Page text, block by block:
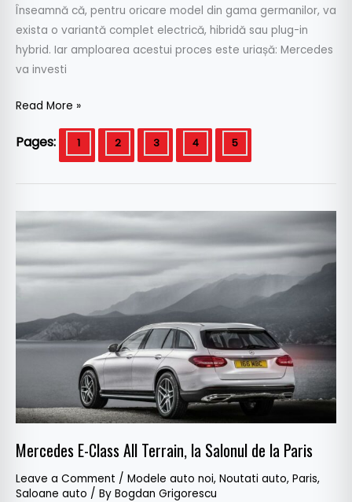
Înseamnă că, pentru oricare model din gama germanilor, va
exista o variantă complet electrică, hibridă sau plug-in
hybrid. Iar amploarea acestui proces este uriașă: Mercedes
va investi
Read More »
Pages: 1 2 3 4 5
Mercedes E-Class All Terrain, la Salonul de la Paris
Leave a Comment / Modele auto noi, Noutati auto, Paris,
Saloane auto / By Bogdan Grigorescu
Mercedes
E-
Class
la
Salonul